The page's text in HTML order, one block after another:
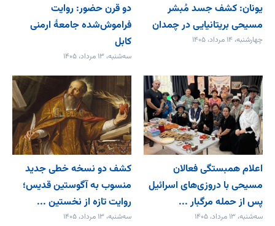
یونان: کشف جسد مُبشر
مسیحی بریتانیایی در چمدان
چهارشنبه، ۱۴ مرداد، ۱۴۰۵
دو قرن حضور: روایت
فراموش‌شده جامعۀ ارمنی
کابل
سه‌شنبه، ۱۳ مرداد، ۱۴۰۵
اعلام همبستگی فعالان
مسیحی با دروزی‌های اسرائیل
پس از حمله مرگبار ...
سه‌شنبه، ۱۳ مرداد، ۱۴۰۵
کشف دو نسخه خطی جدید
منسوب به آگوستین قدیس؛
روایت تازه از نخستین ...
سه‌شنبه، ۱۳ مرداد، ۱۴۰۵